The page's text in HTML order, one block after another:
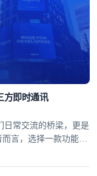
方即时通讯
日常交流的桥梁，更是
言，选择一款功能完